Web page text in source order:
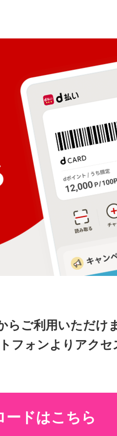
ご利用いただけま
フォンよりアクセ
ードはこちら